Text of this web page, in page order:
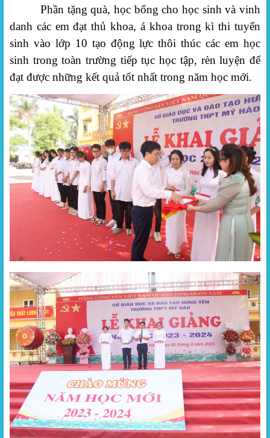
Phần tặng quà, học bổng cho học sinh và vinh
danh các em đạt thủ khoa, á khoa trong kì thi tuyển
sinh vào lớp 10 tạo động lực thôi thúc các em học
sinh trong toàn trường tiếp tục học tập, rèn luyện để
đạt được những kết quả tốt nhất trong năm học mới.